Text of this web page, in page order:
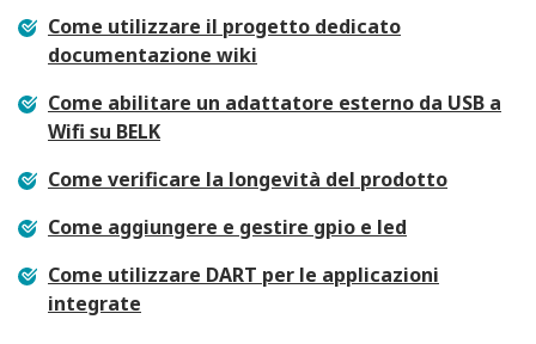
Come utilizzare il progetto dedicato
documentazione wiki
Come abilitare un adattatore esterno da USB a
Wifi su BELK
Come verificare la longevità del prodotto
Come aggiungere e gestire gpio e led
Come utilizzare DART per le applicazioni
integrate